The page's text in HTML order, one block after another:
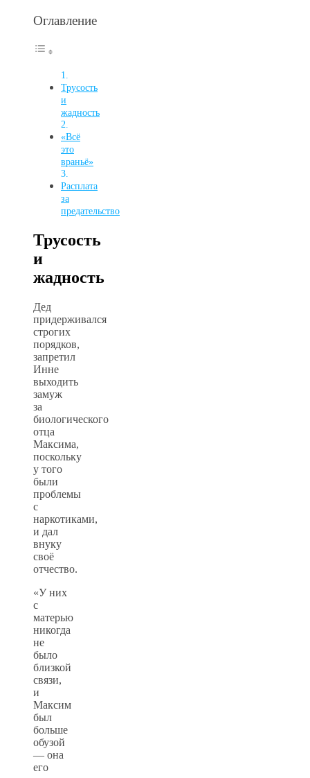
Оглавление
Трусость
и
жадность
«Всё
это
враньё»
Расплата
за
предательство
Трусость
и
жадность
Дед
придерживался
строгих
порядков,
запретил
Инне
выходить
замуж
за
биологического
отца
Максима,
поскольку
у того
были
проблемы
с
наркотиками,
и дал
внуку
своё
отчество.
«У них
с
матерью
никогда
не
было
близкой
связи,
и
Максим
был
больше
обузой
— она
его